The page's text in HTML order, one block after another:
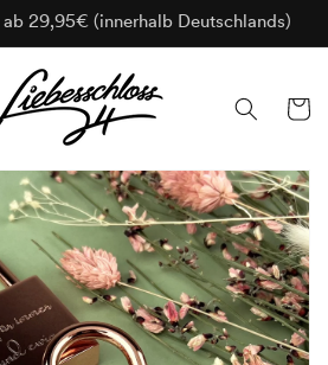
ab 29,95€ (innerhalb Deutschlands)